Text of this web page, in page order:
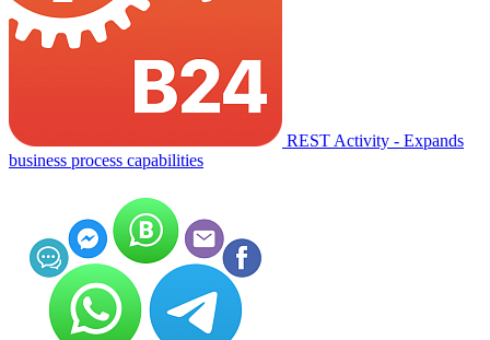
REST Activity - Expands
business process capabilities